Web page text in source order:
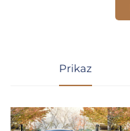
Prikaz